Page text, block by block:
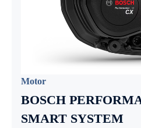
Motor
BOSCH
SMART SYSTEM